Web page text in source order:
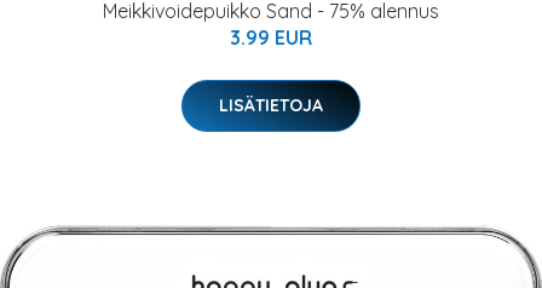
Meikkivoidepuikko Sand - 75% alennus
3.99 EUR
LISÄTIETOJA